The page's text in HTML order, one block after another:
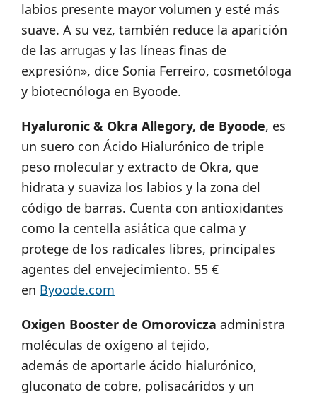
labios presente mayor volumen y esté más
suave. A su vez, también reduce la aparición
de las arrugas y las líneas finas de
expresión», dice Sonia Ferreiro, cosmetóloga
y biotecnóloga en Byoode.
Hyaluronic & Okra Allegory, de Byoode, es
un suero con Ácido Hialurónico de triple
peso molecular y extracto de Okra, que
hidrata y suaviza los labios y la zona del
código de barras. Cuenta con antioxidantes
como la centella asiática que calma y
protege de los radicales libres, principales
agentes del envejecimiento. 55 €
en Byoode.com
Oxigen Booster de Omorovicza administra
moléculas de oxígeno al tejido,
además de aportarle ácido hialurónico,
gluconato de cobre, polisacáridos y un